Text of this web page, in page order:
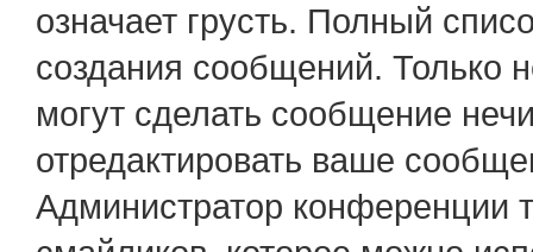
означает грусть. Полный
создания сообщений. Только
могут сделать сообщение
отредактировать ваше
Администратор конференции